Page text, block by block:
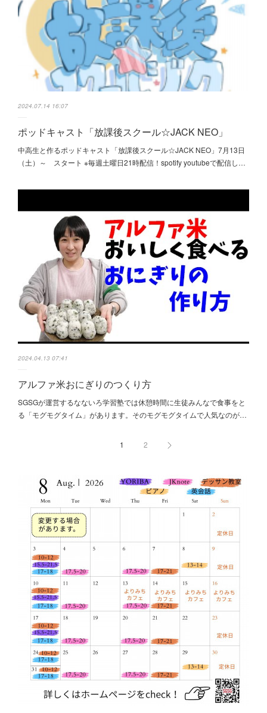
2024.07.14 16:07
ポッドキャスト「放課後スクール☆JACK NEO」
中高生と作るポッドキャスト「放課後スクール☆JACK NEO」7月13日
（土）～ スタート ※毎週土曜日21時配信！spotify youtubeで配信し…
2024.04.13 07:41
アルファ米おにぎりのつくり方
SGSGが運営するなないろ学習塾では休憩時間に生徒みんなで食事をと
る「モグモグタイム」があります。そのモグモグタイムで人気なのが…
1 2